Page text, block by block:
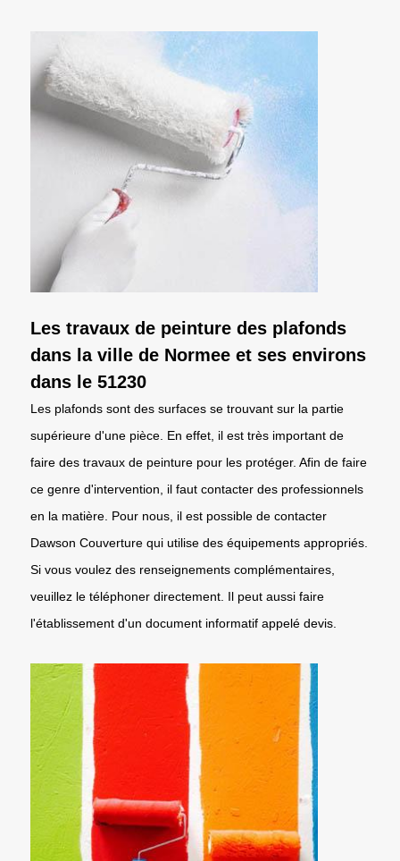
Les travaux de peinture des plafonds
dans la ville de Normee et ses environs
dans le 51230
Les plafonds sont des surfaces se trouvant sur la partie
supérieure d'une pièce. En effet, il est très important de
faire des travaux de peinture pour les protéger. Afin de faire
ce genre d'intervention, il faut contacter des professionnels
en la matière. Pour nous, il est possible de contacter
Dawson Couverture qui utilise des équipements appropriés.
Si vous voulez des renseignements complémentaires,
veuillez le téléphoner directement. Il peut aussi faire
l'établissement d'un document informatif appelé devis.